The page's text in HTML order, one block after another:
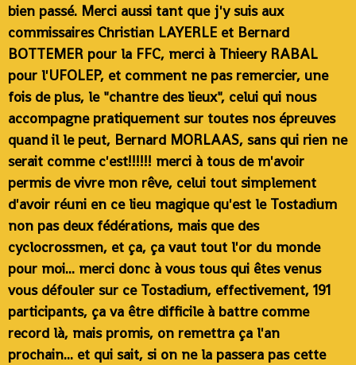
bien passé. Merci aussi tant que j'y suis aux
commissaires Christian LAYERLE et Bernard
BOTTEMER pour la FFC, merci à Thieery RABAL
pour l'UFOLEP, et comment ne pas remercier, une
fois de plus, le "chantre des lieux", celui qui nous
accompagne pratiquement sur toutes nos épreuves
quand il le peut, Bernard MORLAAS, sans qui rien ne
serait comme c'est!!!!!! merci à tous de m'avoir
permis de vivre mon rêve, celui tout simplement
d'avoir réuni en ce lieu magique qu'est le Tostadium
non pas deux fédérations, mais que des
cyclocrossmen, et ça, ça vaut tout l'or du monde
pour moi... merci donc à vous tous qui êtes venus
vous défouler sur ce Tostadium, effectivement, 191
participants, ça va être difficile à battre comme
record là, mais promis, on remettra ça l'an
prochain... et qui sait, si on ne la passera pas cette